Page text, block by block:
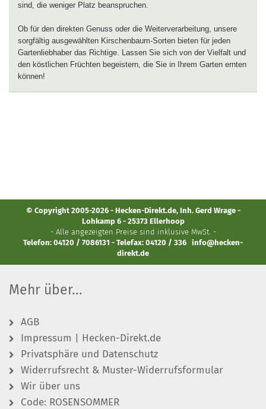
sind, die weniger Platz beanspruchen.
Ob für den direkten Genuss oder die Weiterverarbeitung, unsere
sorgfältig ausgewählten Kirschenbaum-Sorten bieten für jeden
Gartenliebhaber das Richtige. Lassen Sie sich von der Vielfalt und
den köstlichen Früchten begeistern, die Sie in Ihrem Garten ernten
können!
© Copyright 2005-2026 - Hecken-Direkt.de, Inh. Gerd Wrage -
Lohkamp 6 - 25373 Ellerhoop
- Alle angezeigten Preise sind inklusive MwSt. -
Telefon: 04120 / 7086131 - Telefax: 04120 / 336 info@hecken-
direkt.de
Mehr über...
AGB
Impressum | Hecken-Direkt.de
Privatsphäre und Datenschutz
Widerrufsrecht & Muster-Widerrufsformular
Wir über uns
Code: ROSENSOMMER